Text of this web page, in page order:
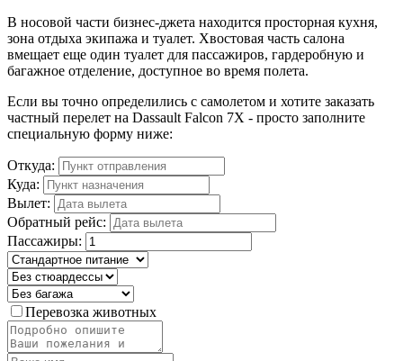
В носовой части бизнес-джета находится просторная кухня,
зона отдыха экипажа и туалет. Хвостовая часть салона
вмещает еще один туалет для пассажиров, гардеробную и
багажное отделение, доступное во время полета.
Если вы точно определились с самолетом и хотите заказать
частный перелет на Dassault Falcon 7X - просто заполните
специальную форму ниже:
Откуда:
Куда:
Вылет:
Обратный рейс:
Пассажиры:
Перевозка животных